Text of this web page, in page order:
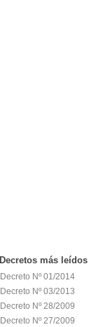
Decretos más leídos
Decreto Nº 01/2014
Decreto Nº 03/2013
Decreto Nº 28/2009
Decreto Nº 27/2009